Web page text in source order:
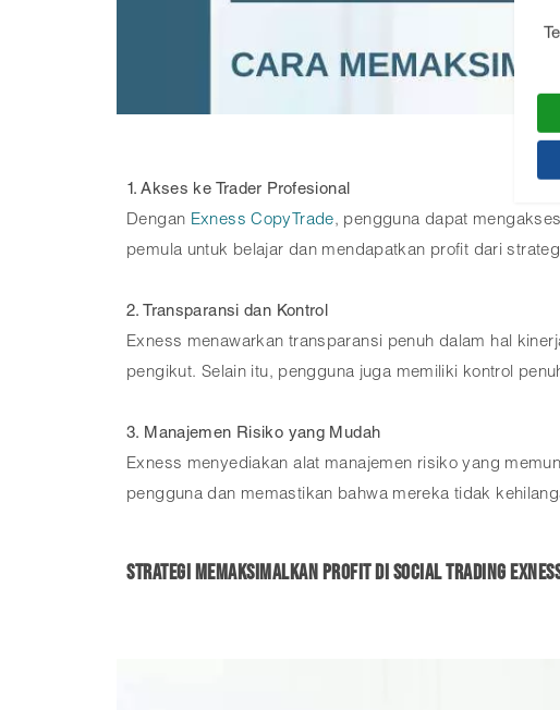
1. Akses ke Trader Profesional
Dengan Exness CopyTrade, pengguna dapat
pemula untuk belajar dan mendapatkan profit dari
2. Transparansi dan Kontrol
Exness menawarkan transparansi penuh dalam hal
pengikut. Selain itu, pengguna juga memiliki kontrol
3. Manajemen Risiko yang Mudah
Exness menyediakan alat manajemen risiko yang
pengguna dan memastikan bahwa mereka tidak
Strategi Memaksimalkan Profit di Social Trading